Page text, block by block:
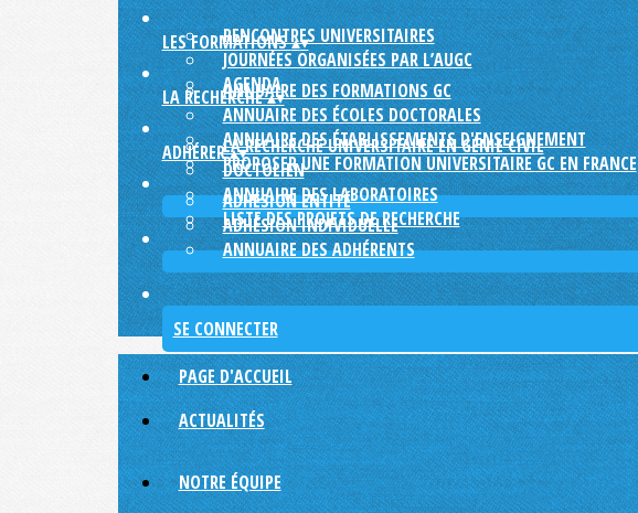
RENCONTRES UNIVERSITAIRES
JOURNÉES ORGANISÉES PAR L’AUGC
AGENDA
LES FORMATIONS▴▾
ANNUAIRE DES FORMATIONS GC
ANNUAIRE DES ÉCOLES DOCTORALES
ANNUAIRE DES ÉTABLISSEMENTS D'ENSEIGNEMENT
PROPOSER UNE FORMATION UNIVERSITAIRE GC EN FRANCE
LA RECHERCHE▴▾
LA RECHERCHE UNIVERSITAIRE EN GÉNIE CIVIL
DOCTOLIEN
ANNUAIRE DES LABORATOIRES
LISTE DES PROJETS DE RECHERCHE
ADHÉRER▴▾
ADHÉSION ENTITÉ
ADHÉSION INDIVIDUELLE
ANNUAIRE DES ADHÉRENTS
SE CONNECTER
PAGE D'ACCUEIL
ACTUALITÉS
NOTRE ÉQUIPE